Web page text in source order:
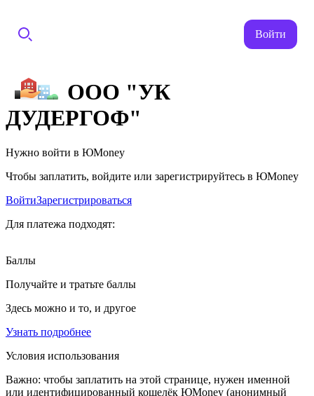
Войти
ООО "УК
ДУДЕРГОФ"
Нужно войти в ЮMoney
Чтобы заплатить, войдите или зарегистрируйтесь в ЮMoney
ВойтиЗарегистрироваться
Для платежа подходят:
Баллы
Получайте и тратьте баллы
Здесь можно и то, и другое
Узнать подробнее
Условия использования
Важно: чтобы заплатить на этой странице, нужен именной
или идентифицированный кошелёк ЮMoney (анонимный